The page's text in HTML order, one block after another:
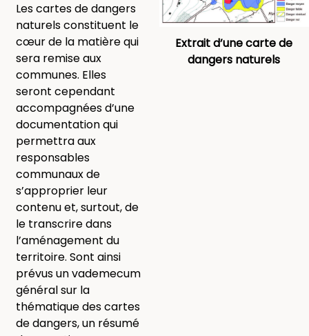
Extrait d’une carte de
dangers naturels
Les cartes de dangers
naturels constituent le
cœur de la matière qui
sera remise aux
communes. Elles
seront cependant
accompagnées d’une
documentation qui
permettra aux
responsables
communaux de
s’approprier leur
contenu et, surtout, de
le transcrire dans
l’aménagement du
territoire. Sont ainsi
prévus un vademecum
général sur la
thématique des cartes
de dangers, un résumé